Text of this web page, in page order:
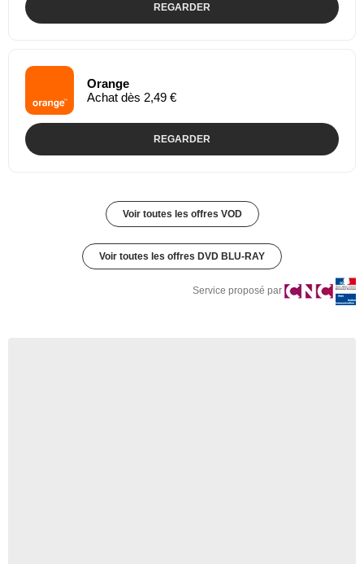
REGARDER
Orange
Achat dès 2,49 €
REGARDER
Voir toutes les offres VOD
Voir toutes les offres DVD BLU-RAY
Service proposé par